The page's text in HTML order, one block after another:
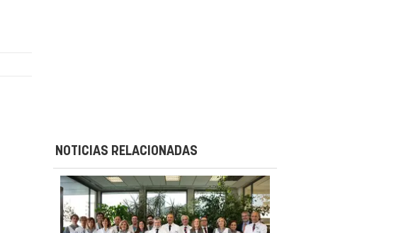
NOTICIAS RELACIONADAS